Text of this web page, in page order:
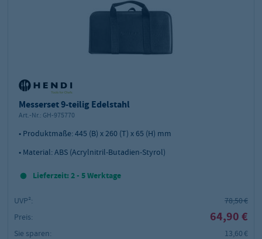
Messerset 9-teilig Edelstahl
Art.-Nr.: GH-975770
• Produktmaße: 445 (B) x 260 (T) x 65 (H) mm
• Material: ABS (Acrylnitril-Butadien-Styrol)
Lieferzeit: 2 - 5 Werktage
UVP²:
78,50 €
Preis:
64,90 €
Sie sparen:
13,60 €